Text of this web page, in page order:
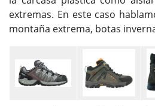
extremas. En este caso
montaña extrema, botas